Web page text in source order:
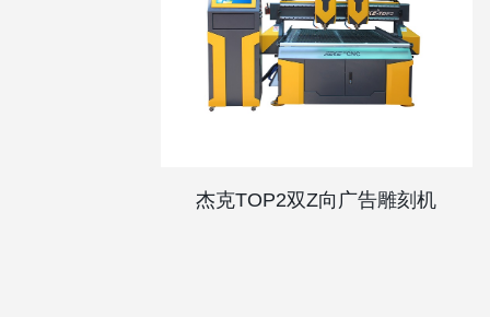
杰克TOP2双Z向广告雕刻机